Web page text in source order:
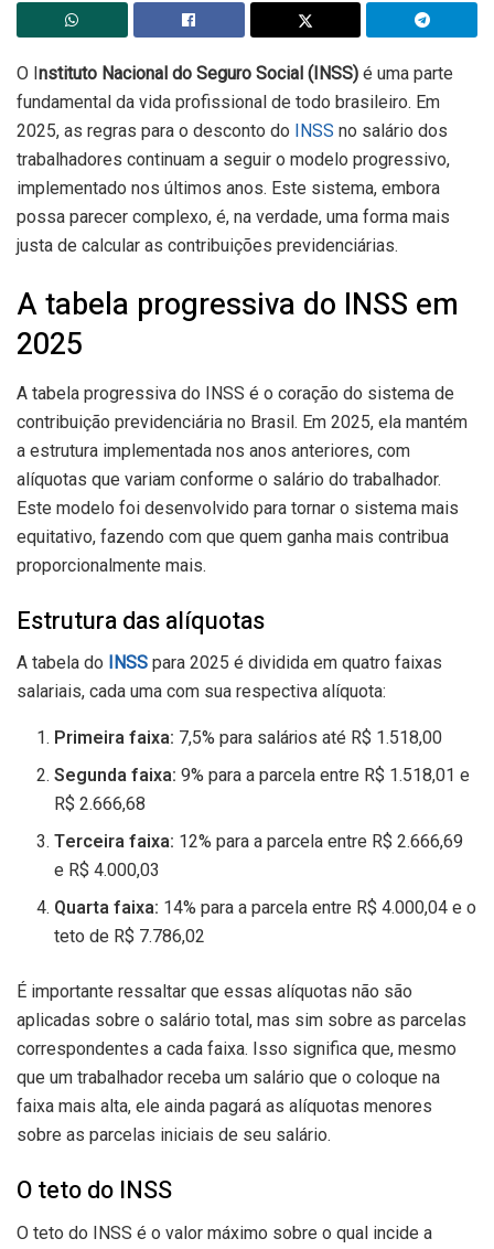
O Instituto Nacional do Seguro Social (INSS) é uma parte
fundamental da vida profissional de todo brasileiro. Em
2025, as regras para o desconto do INSS no salário dos
trabalhadores continuam a seguir o modelo progressivo,
implementado nos últimos anos. Este sistema, embora
possa parecer complexo, é, na verdade, uma forma mais
justa de calcular as contribuições previdenciárias.
A tabela progressiva do INSS em
2025
A tabela progressiva do INSS é o coração do sistema de
contribuição previdenciária no Brasil. Em 2025, ela mantém
a estrutura implementada nos anos anteriores, com
alíquotas que variam conforme o salário do trabalhador.
Este modelo foi desenvolvido para tornar o sistema mais
equitativo, fazendo com que quem ganha mais contribua
proporcionalmente mais.
Estrutura das alíquotas
A tabela do INSS para 2025 é dividida em quatro faixas
salariais, cada uma com sua respectiva alíquota:
Primeira faixa: 7,5% para salários até R$ 1.518,00
Segunda faixa: 9% para a parcela entre R$ 1.518,01 e
R$ 2.666,68
Terceira faixa: 12% para a parcela entre R$ 2.666,69
e R$ 4.000,03
Quarta faixa: 14% para a parcela entre R$ 4.000,04 e o
teto de R$ 7.786,02
É importante ressaltar que essas alíquotas não são
aplicadas sobre o salário total, mas sim sobre as parcelas
correspondentes a cada faixa. Isso significa que, mesmo
que um trabalhador receba um salário que o coloque na
faixa mais alta, ele ainda pagará as alíquotas menores
sobre as parcelas iniciais de seu salário.
O teto do INSS
O teto do INSS é o valor máximo sobre o qual incide a